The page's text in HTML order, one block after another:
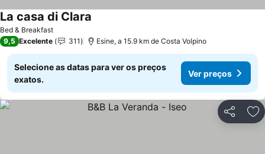
Bed & Breakfast
La casa di Clara
9,5 Excelente 311 Esine, a 15.9 km de Costa Volpino
Selecione as datas para ver os preços
exatos.
Ver preços
Partilhar